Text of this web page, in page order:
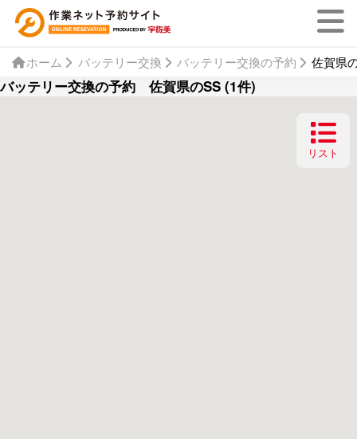
ホーム バッテリー交換 バッテリー交換の予約 佐賀県
バッテリー交換の予約 佐賀県のSS (1件)
リスト